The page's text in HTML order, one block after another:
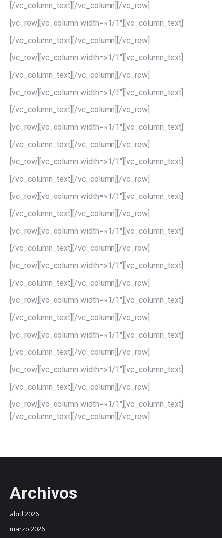
[/vc_column_text][/vc_column][/vc_row]
[vc_row][vc_column width=»1/1″][vc_column_text]
[/vc_column_text][/vc_column][/vc_row]
[vc_row][vc_column width=»1/1″][vc_column_text]
[/vc_column_text][/vc_column][/vc_row]
[vc_row][vc_column width=»1/1″][vc_column_text]
[/vc_column_text][/vc_column][/vc_row]
[vc_row][vc_column width=»1/1″][vc_column_text]
[/vc_column_text][/vc_column][/vc_row]
[vc_row][vc_column width=»1/1″][vc_column_text]
[/vc_column_text][/vc_column][/vc_row]
[vc_row][vc_column width=»1/1″][vc_column_text]
[/vc_column_text][/vc_column][/vc_row]
[vc_row][vc_column width=»1/1″][vc_column_text]
[/vc_column_text][/vc_column][/vc_row]
[vc_row][vc_column width=»1/1″][vc_column_text]
[/vc_column_text][/vc_column][/vc_row]
[vc_row][vc_column width=»1/1″][vc_column_text]
[/vc_column_text][/vc_column][/vc_row]
[vc_row][vc_column width=»1/1″][vc_column_text]
[/vc_column_text][/vc_column][/vc_row]
[vc_row][vc_column width=»1/1″][vc_column_text]
[/vc_column_text][/vc_column][/vc_row]
[vc_row][vc_column width=»1/1″][vc_column_text]
[/vc_column_text][/vc_column][/vc_row]
Archivos
abril 2026
marzo 2026